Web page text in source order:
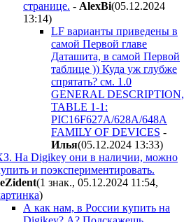
странице. - AlexBi(05.12.2024
13:14)
LF варианты приведены в
самой Первой главе
Даташита, в самой Первой
таблице )) Куда уж глубже
спрятать? см. 1.0
GENERAL DESCRIPTION,
TABLE 1-1:
PIC16F627A/628A/648A
FAMILY OF DEVICES -
Илья(05.12.2024 13:33)
На Digikey они в наличии, можно
и поэкспериментировать.
(1 знак., 05.12.2024 11:54,
)
А как нам, в России купить на